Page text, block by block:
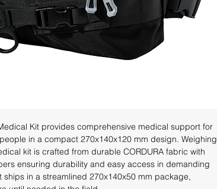
Kit provides comprehensive medical support for
in a compact 270x140x120 mm design. Weighing
kit is crafted from durable CORDURA fabric with
ensuring durability and easy access in demanding
ships in a streamlined 270x140x50 mm package,